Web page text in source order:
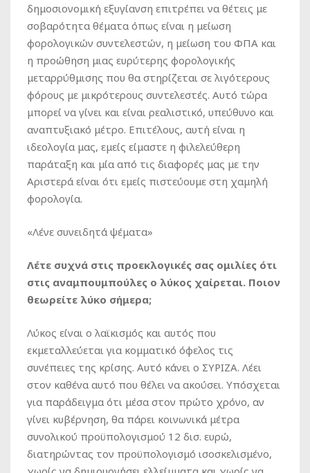
δημοσιονομική εξυγίανση επιτρέπει να θέτεις με
σοβαρότητα θέματα όπως είναι η μείωση
φορολογικών συντελεστών, η μείωση του ΦΠΑ και
η προώθηση μιας ευρύτερης φορολογικής
μεταρρύθμισης που θα στηρίζεται σε λιγότερους
φόρους με μικρότερους συντελεστές. Αυτό τώρα
μπορεί να γίνει και είναι ρεαλιστικό, υπεύθυνο και
αναπτυξιακό μέτρο. Επιτέλους, αυτή είναι η
ιδεολογία μας, εμείς είμαστε η φιλελεύθερη
παράταξη και μία από τις διαφορές μας με την
Αριστερά είναι ότι εμείς πιστεύουμε στη χαμηλή
φορολογία.
«Λένε συνειδητά ψέματα»
Λέτε συχνά στις προεκλογικές σας ομιλίες ότι
στις αναμπουμπούλες ο λύκος χαίρεται. Ποιον
θεωρείτε λύκο σήμερα;
Λύκος είναι ο λαϊκισμός και αυτός που
εκμεταλλεύεται για κομματικό όφελος τις
συνέπειες της κρίσης. Αυτό κάνει ο ΣΥΡΙΖΑ. Λέει
στον καθένα αυτό που θέλει να ακούσει. Υπόσχεται
για παράδειγμα ότι μέσα στον πρώτο χρόνο, αν
γίνει κυβέρνηση, θα πάρει κοινωνικά μέτρα
συνολικού προϋπολογισμού 12 δισ. ευρώ,
διατηρώντας τον προϋπολογισμό ισοσκελισμένο,